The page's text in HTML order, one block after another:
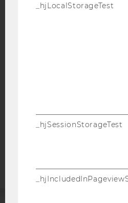
_hjLocalStorageTest
_hjSessionStorageTest